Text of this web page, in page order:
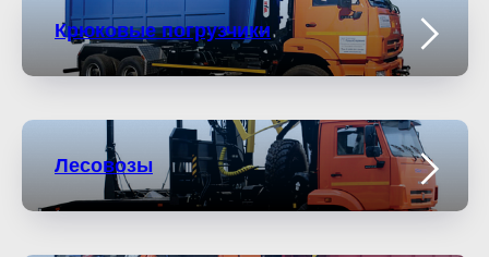
Крюковые погрузчики
Лесовозы